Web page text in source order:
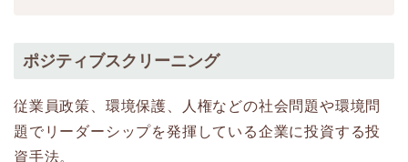
ポジティブスクリーニング
従業員政策、環境保護、人権などの社会問題や環境問
題でリーダーシップを発揮している企業に投資する投
資手法。